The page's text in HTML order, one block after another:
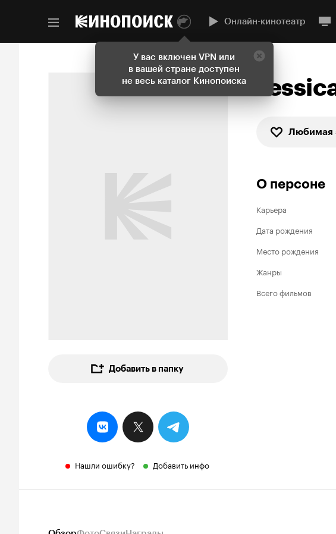
У вас включен VPN или
в вашей стране доступен
не весь каталог Кинопоиска
Онлайн-кинотеатр
Добавить в папку
Нашли ошибку? Добавить инфо
Любимая
О персоне
Карьера
Дата рождения
Место рождения
Жанры
Всего фильмов